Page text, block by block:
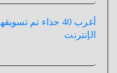
أغرب 40 حذاء تم
الإنترنت